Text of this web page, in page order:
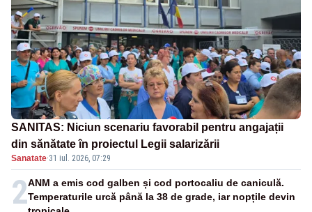
SANITAS: Niciun scenariu favorabil pentru angajații
din sănătate în proiectul Legii salarizării
Sanatate·31 iul. 2026, 07:29
2ANM a emis cod galben și cod portocaliu de caniculă.
Temperaturile urcă până la 38 de grade, iar nopțile devin